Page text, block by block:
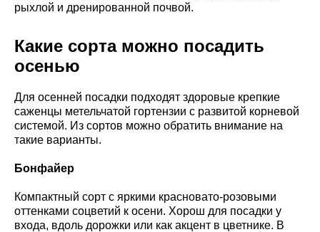
рыхлой и дренированной почвой.
Какие сорта можно посадить
осенью
Для осенней посадки подходят здоровые крепкие
саженцы метельчатой гортензии с развитой корневой
системой. Из сортов можно обратить внимание на
такие варианты.
Бонфайер
Компактный сорт с яркими красновато-розовыми
оттенками соцветий к осени. Хорош для посадки у
входа, вдоль дорожки или как акцент в цветнике. В